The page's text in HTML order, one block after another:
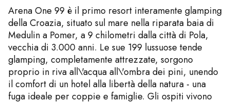
Arena One 99 è il primo resort interamente glamping
della Croazia, situato sul mare nella riparata baia di
Medulin a Pomer, a 9 chilometri dalla città di Pola,
vecchia di 3.000 anni. Le sue 199 lussuose tende
glamping, completamente attrezzate, sorgono
proprio in riva all\'acqua all\'ombra dei pini, unendo
il comfort di un hotel alla libertà della natura - una
fuga ideale per coppie e famiglie. Gli ospiti vivono